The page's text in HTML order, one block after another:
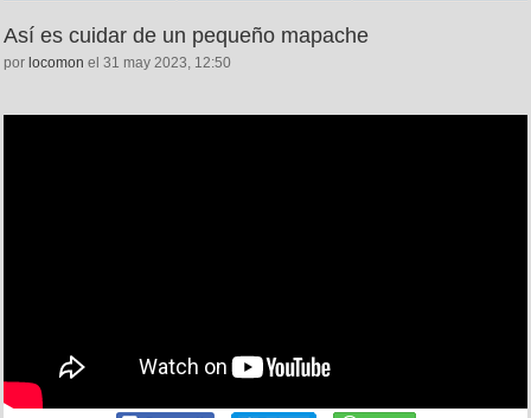
Así es cuidar de un pequeño mapache
por locomon el 31 may 2023, 12:50